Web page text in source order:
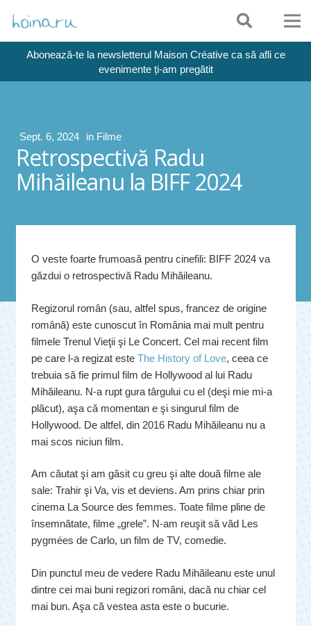
Abonează-te la newsletterul Maison Créative ca să afli ce
evenimente ți-am pregătit
Sept. 6, 2024 in Filme
Retrospectivă Radu
Mihăileanu la BIFF 2024
O veste foarte frumoasă pentru cinefili: BIFF 2024 va
găzdui o retrospectivă Radu Mihăileanu.
Regizorul român (sau, altfel spus, francez de origine
română) este cunoscut în România mai mult pentru
filmele Trenul Vieţii şi Le Concert. Cel mai recent film
pe care l-a regizat este The History of Love, ceea ce
trebuia să fie primul film de Hollywood al lui Radu
Mihăileanu. N-a rupt gura târgului cu el (deşi mie mi-a
plăcut), aşa că momentan e şi singurul film de
Hollywood. De altfel, din 2016 Radu Mihăileanu nu a
mai scos niciun film.
Am căutat şi am găsit cu greu şi alte două filme ale
sale: Trahir şi Va, vis et deviens. Am prins chiar prin
cinema La Source des femmes. Toate filme pline de
însemnătate, filme „grele”. N-am reuşit să văd Les
pygmées de Carlo, un film de TV, comedie.
Din punctul meu de vedere Radu Mihăileanu este unul
dintre cei mai buni regizori români, dacă nu chiar cel
mai bun. Aşa că vestea asta este o bucurie.